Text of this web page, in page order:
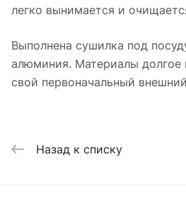
легко вынимается и
Выполнена сушилка под
алюминия. Материалы долгое
свой первоначальный
Назад к списку